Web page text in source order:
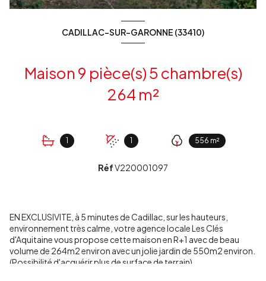
CADILLAC-SUR-GARONNE (33410)
Maison 9 pièce(s) 5 chambre(s)
264 m²
1 1 556 m²
RéfV220001097
EN EXCLUSIVITE, à 5 minutes de Cadillac, sur les hauteurs,
environnement très calme, votre agence locale Les Clés
d'Aquitaine vous propose cette maison en R+1 avec de beau
volume de 264m2 environ avec un jolie jardin de 550m2 environ.
(Possibilité d'acquérir plus de surface de terrain)